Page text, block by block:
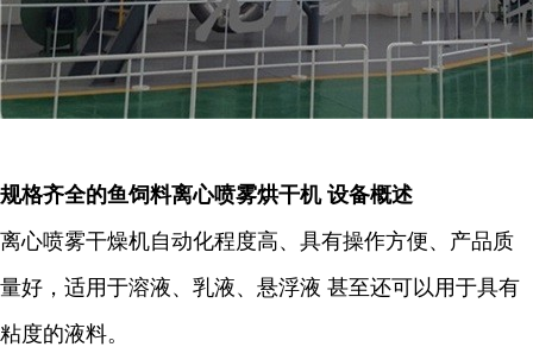
规格齐全的鱼饲料离心喷雾烘干机设备概述
离心喷雾干燥机自动化程度高、具有操作方便、产品质
量好，适用于溶液、乳液、悬浮液 甚至还可以用于具有
粘度的液料。